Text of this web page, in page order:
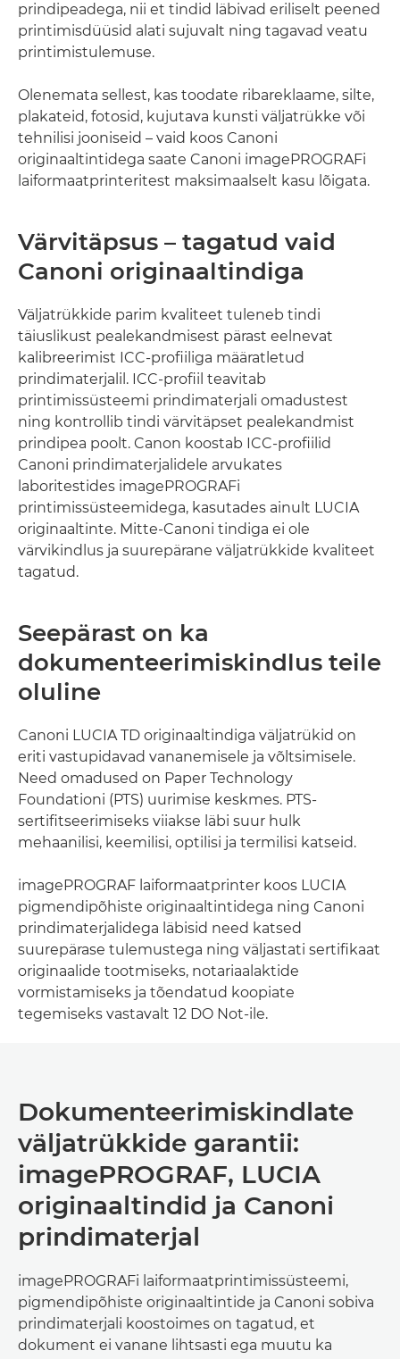
prindipeadega, nii et tindid läbivad eriliselt peened
printimisdüüsid alati sujuvalt ning tagavad veatu
printimistulemuse.
Olenemata sellest, kas toodate ribareklaame, silte,
plakateid, fotosid, kujutava kunsti väljatrükke või
tehnilisi jooniseid – vaid koos Canoni
originaaltintidega saate Canoni imagePROGRAFi
laiformaatprinteritest maksimaalselt kasu lõigata.
Värvitäpsus – tagatud vaid
Canoni originaaltindiga
Väljatrükkide parim kvaliteet tuleneb tindi
täiuslikust pealekandmisest pärast eelnevat
kalibreerimist ICC-profiiliga määratletud
prindimaterjalil. ICC-profiil teavitab
printimissüsteemi prindimaterjali omadustest
ning kontrollib tindi värvitäpset pealekandmist
prindipea poolt. Canon koostab ICC-profiilid
Canoni prindimaterjalidele arvukates
laboritestides imagePROGRAFi
printimissüsteemidega, kasutades ainult LUCIA
originaaltinte. Mitte-Canoni tindiga ei ole
värvikindlus ja suurepärane väljatrükkide kvaliteet
tagatud.
Seepärast on ka
dokumenteerimiskindlus teile
oluline
Canoni LUCIA TD originaaltindiga väljatrükid on
eriti vastupidavad vananemisele ja võltsimisele.
Need omadused on Paper Technology
Foundationi (PTS) uurimise keskmes. PTS-
sertifitseerimiseks viiakse läbi suur hulk
mehaanilisi, keemilisi, optilisi ja termilisi katseid.
imagePROGRAF laiformaatprinter koos LUCIA
pigmendipõhiste originaaltintidega ning Canoni
prindimaterjalidega läbisid need katsed
suurepärase tulemustega ning väljastati sertifikaat
originaalide tootmiseks, notariaalaktide
vormistamiseks ja tõendatud koopiate
tegemiseks vastavalt 12 DO Not-ile.
Dokumenteerimiskindlate
väljatrükkide garantii:
imagePROGRAF, LUCIA
originaaltindid ja Canoni
prindimaterjal
imagePROGRAFi laiformaatprintimissüsteemi,
pigmendipõhiste originaaltintide ja Canoni sobiva
prindimaterjali koostoimes on tagatud, et
dokument ei vanane lihtsasti ega muutu ka